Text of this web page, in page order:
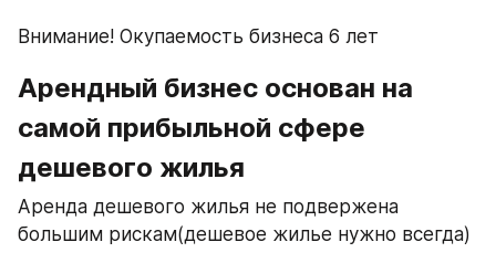
Внимание! Окупаемость бизнеса 6 лет
Арендный бизнес основан на
самой прибыльной сфере
дешевого жилья
Аренда дешевого жилья не подвержена
большим рискам(дешевое жилье нужно всегда)